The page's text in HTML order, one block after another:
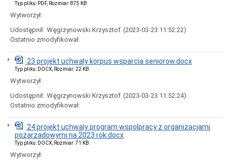
wydzierżawienia,
najmu
przeznaczone
do
najmu
(Zarząd
Dróg
Miasta)
Migowy
w
UM
Zbędne
składniki
Typ pliku: PDF, Rozmiar: 875 KB
Wytworzył:
Udostępnił: Węgrzynowski Krzysztof (2023-03-23 11:52:22)
Ostatnio zmodyfikował:
23 projekt uchwaly korpus wsparcia seniorow.docx
Typ pliku: DOCX, Rozmiar: 22 KB
Wytworzył:
Udostępnił: Węgrzynowski Krzysztof (2023-03-23 11:52:24)
Ostatnio zmodyfikował:
24 projekt uchwaly program wspolpracy z organizacjami
pozarzadowymi na 2023 rok.docx
Typ pliku: DOCX, Rozmiar: 71 KB
Wytworzył: